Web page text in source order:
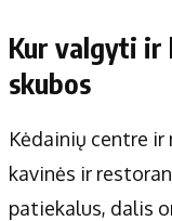
Kur valgyti ir
skubos
Kėdainių centre
kavinės ir
patiekalus, dalis